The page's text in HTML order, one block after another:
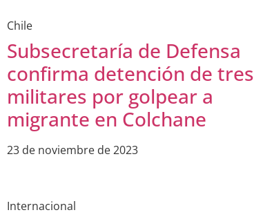
Chile
Subsecretaría de Defensa
confirma detención de tres
militares por golpear a
migrante en Colchane
23 de noviembre de 2023
Internacional